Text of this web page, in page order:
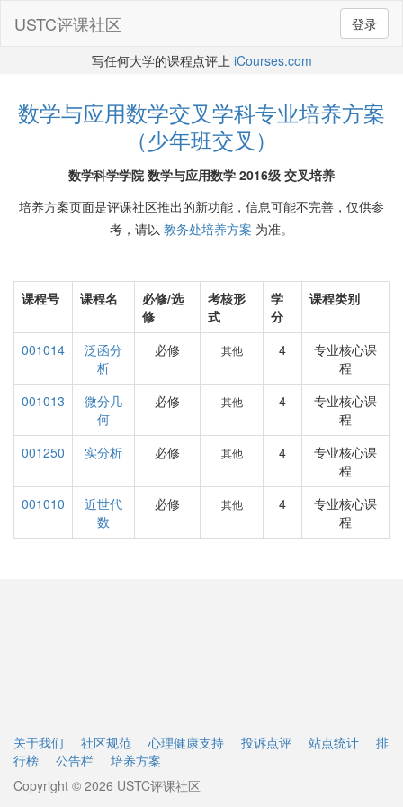
登录
USTC评课社区
写任何大学的课程点评上 iCourses.com
数学与应用数学交叉学科专业培养方案
（少年班交叉）
数学科学学院 数学与应用数学 2016级 交叉培养
培养方案页面是评课社区推出的新功能，信息可能不完善，仅供参
考，请以 教务处培养方案 为准。
课程号 课程名
必修/选
修
考核形
式
学
分
课程类别
001014
泛函分
析
必修 其他 4
专业核心课
程
001013
微分几
何
必修 其他 4
专业核心课
程
001250
实分析 必修 其他 4
专业核心课
程
001010
近世代
数
必修 其他 4
专业核心课
程
关于我们 社区规范 心理健康支持 投诉点评 站点统计
排
行榜
公告栏
培养方案
Copyright © 2026 USTC评课社区